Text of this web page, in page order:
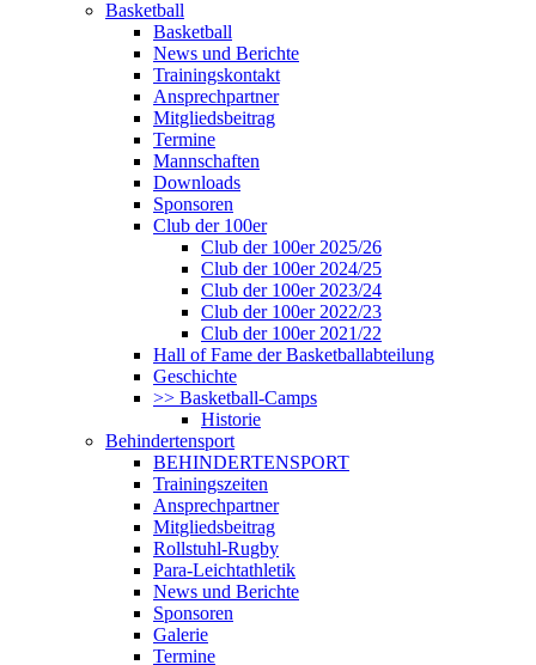
Basketball
Basketball
News und Berichte
Trainingskontakt
Ansprechpartner
Mitgliedsbeitrag
Termine
Mannschaften
Downloads
Sponsoren
Club der 100er
Club der 100er 2025/26
Club der 100er 2024/25
Club der 100er 2023/24
Club der 100er 2022/23
Club der 100er 2021/22
Hall of Fame der Basketballabteilung
Geschichte
>> Basketball-Camps
Historie
Behindertensport
BEHINDERTENSPORT
Trainingszeiten
Ansprechpartner
Mitgliedsbeitrag
Rollstuhl-Rugby
Para-Leichtathletik
News und Berichte
Sponsoren
Galerie
Termine